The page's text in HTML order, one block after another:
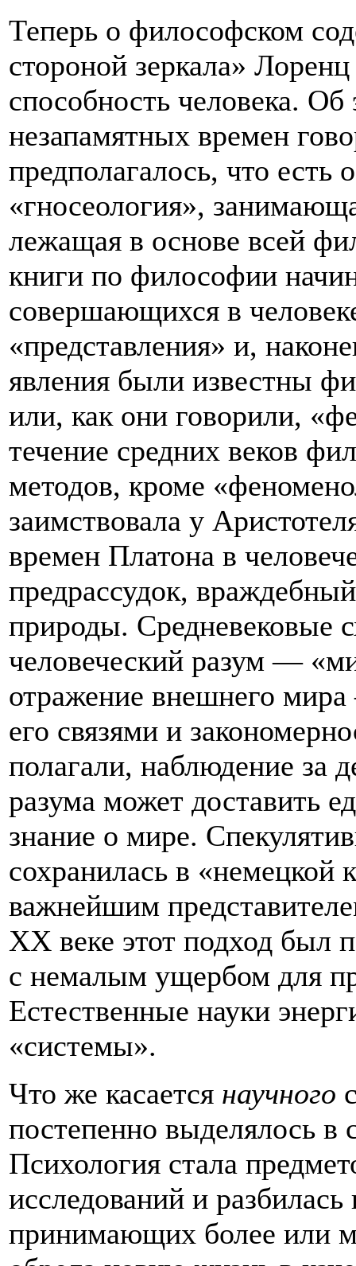
Теперь о философском
стороной зеркала»
способность человека. Об
незапамятных времен
предполагалось, что есть
«гносеология»,
лежащая в основе всей
книги по философии
совершающихся в
«представления» и,
явления были известны
или, как они говорили,
течение средних веков
методов, кроме
заимствовала у
времен Платона в
предрассудок,
природы. Средневековые
человеческий разум —
отражение внешнего
его связями и
полагали, наблюдение за
разума может доставить
знание о мире.
сохранилась в «немецкой
важнейшим
XX веке этот подход был
с немалым ущербом для
Естественные науки
«системы».
Что же касается научного
постепенно выделялось
Психология стала
исследований и
принимающих более или